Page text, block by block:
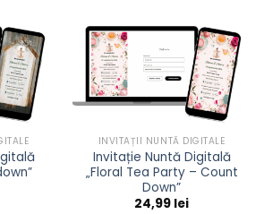
INVITAȚII NUNTĂ DIGITALE
Invitație Nuntă Digitală
„Floral Tea Party – Count
Down”
24,99 lei